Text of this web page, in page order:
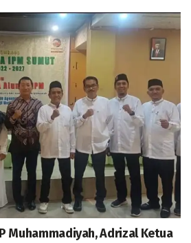
Muhammadiyah, Adrizal Ketua